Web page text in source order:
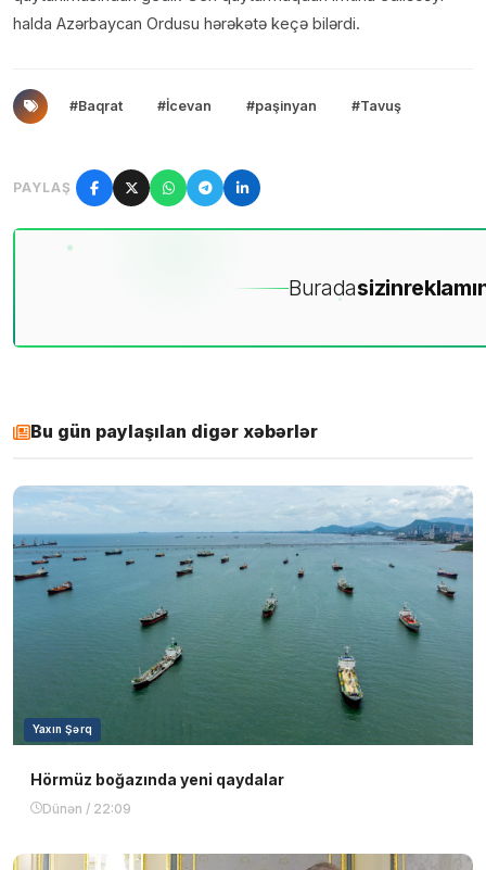
halda Azərbaycan Ordusu hərəkətə keçə bilərdi.
#Baqrat #İcevan #paşinyan #Tavuş
PAYLAŞ
Buradasizin
Bu gün paylaşılan digər xəbərlər
Yaxın Şərq
Hörmüz boğazında yeni qaydalar
Dünən / 22:09